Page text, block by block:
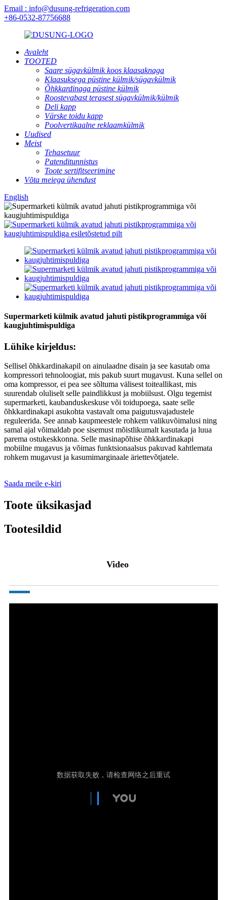
Email : info@dusung-refrigeration.com
+86-0532-87756688
Avaleht
TOOTED
Saare sügavkülmik koos klaasaknaga
Klaasuksega püstine külmik/sügavkülmik
Õhkkardinaga püstine külmik
Roostevabast terasest sügavkülmik/külmik
Deli kapp
Värske toidu kapp
Poolvertikaalne reklaamkülmik
Uudised
Meist
Tehasetuur
Patenditunnistus
Toote sertifitseerimine
Võta meiega ühendust
English
Supermarketi külmik avatud jahuti pistikprogrammiga või
kaugjuhtimispuldiga
Lühike kirjeldus:
Sellisel õhkkardinakapil on ainulaadne disain ja see kasutab oma
kompressori tehnoloogiat, mis pakub suurt mugavust. Kuna sellel on
oma kompressor, ei pea see sõltuma välisest toiteallikast, mis
suurendab oluliselt selle paindlikkust ja mobiilsust. Olgu tegemist
supermarketi, kaubanduskeskuse või toidupoega, saate selle
õhkkardinakapi asukohta vastavalt oma paigutusvajadustele
reguleerida. See annab kaupmeestele rohkem valikuvõimalusi ning
samal ajal võimaldab poe sisemust mõistlikumalt kasutada ja luua
parema ostukeskkonna. Selle masinapõhise õhkkardinakapi
mobiilne mugavus ja võimas funktsionaalsus pakuvad kahtlemata
rohkem mugavust ja kasumimarginaale äriettevõtjatele.
Saada meile e-kiri
Toote üksikasjad
Tootesildid
Video